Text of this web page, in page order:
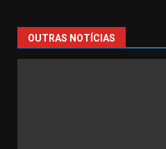
OUTRAS NOTÍCIAS